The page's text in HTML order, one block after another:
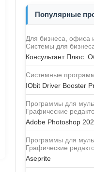
Популярные
Для бизнеса, офиса
Системы для
Консультант Плюс.
Системные
IObit Driver Booster
Программы для
Графические
Adobe Photoshop
Программы для
Графические
Aseprite